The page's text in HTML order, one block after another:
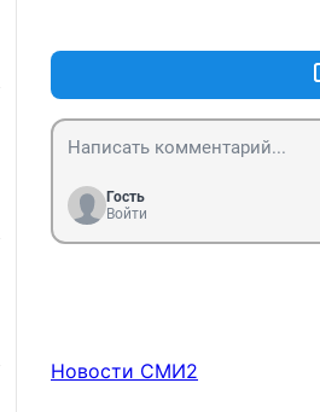
Гость
Войти
Новости СМИ2